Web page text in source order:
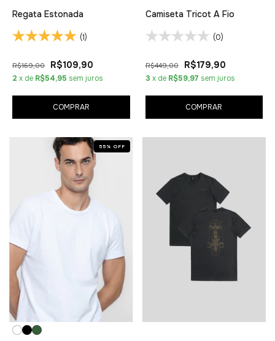
Regata Estonada
(1)
R$169,00 R$109,90
2 x de R$54,95 sem juros
COMPRAR
Camiseta Tricot A Fio
(0)
R$449,00 R$179,90
3 x de R$59,97 sem juros
COMPRAR
55 % OFF